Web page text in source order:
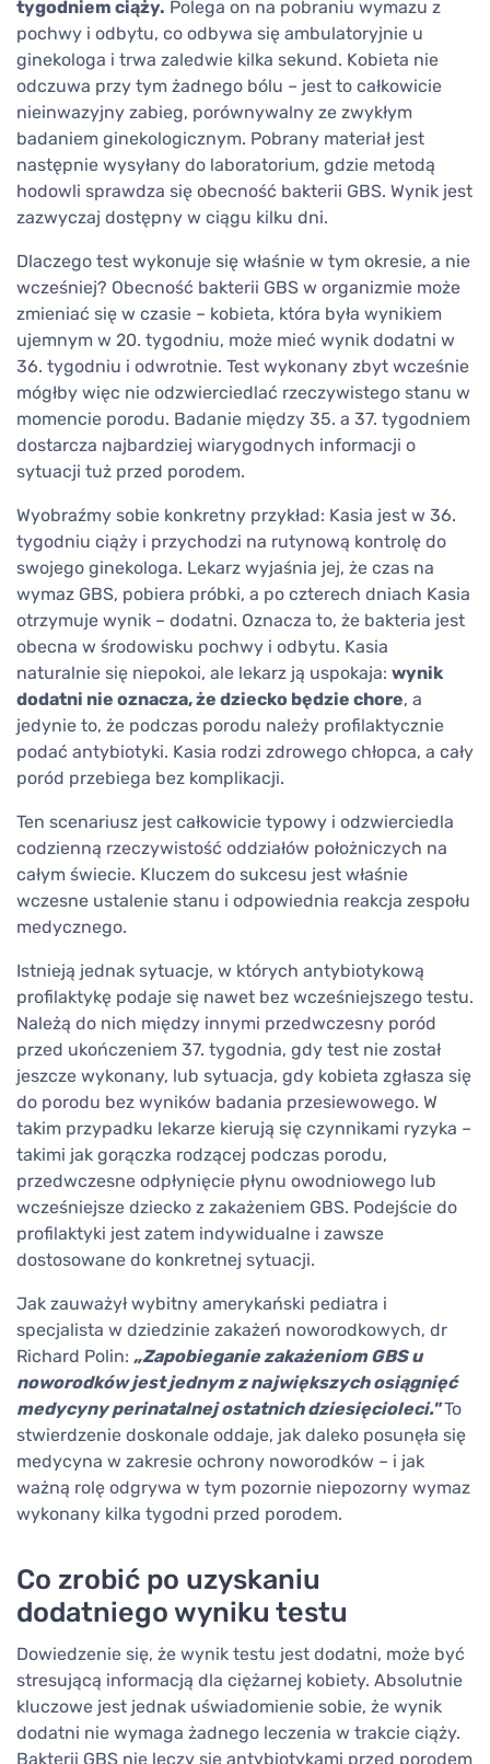
tygodniem ciąży. Polega on na pobraniu wymazu z
pochwy i odbytu, co odbywa się ambulatoryjnie u
ginekologa i trwa zaledwie kilka sekund. Kobieta nie
odczuwa przy tym żadnego bólu – jest to całkowicie
nieinwazyjny zabieg, porównywalny ze zwykłym
badaniem ginekologicznym. Pobrany materiał jest
następnie wysyłany do laboratorium, gdzie metodą
hodowli sprawdza się obecność bakterii GBS. Wynik jest
zazwyczaj dostępny w ciągu kilku dni.
Dlaczego test wykonuje się właśnie w tym okresie, a nie
wcześniej? Obecność bakterii GBS w organizmie może
zmieniać się w czasie – kobieta, która była wynikiem
ujemnym w 20. tygodniu, może mieć wynik dodatni w
36. tygodniu i odwrotnie. Test wykonany zbyt wcześnie
mógłby więc nie odzwierciedlać rzeczywistego stanu w
momencie porodu. Badanie między 35. a 37. tygodniem
dostarcza najbardziej wiarygodnych informacji o
sytuacji tuż przed porodem.
Wyobraźmy sobie konkretny przykład: Kasia jest w 36.
tygodniu ciąży i przychodzi na rutynową kontrolę do
swojego ginekologa. Lekarz wyjaśnia jej, że czas na
wymaz GBS, pobiera próbki, a po czterech dniach Kasia
otrzymuje wynik – dodatni. Oznacza to, że bakteria jest
obecna w środowisku pochwy i odbytu. Kasia
naturalnie się niepokoi, ale lekarz ją uspokaja: wynik
dodatni nie oznacza, że dziecko będzie chore, a
jedynie to, że podczas porodu należy profilaktycznie
podać antybiotyki. Kasia rodzi zdrowego chłopca, a cały
poród przebiega bez komplikacji.
Ten scenariusz jest całkowicie typowy i odzwierciedla
codzienną rzeczywistość oddziałów położniczych na
całym świecie. Kluczem do sukcesu jest właśnie
wczesne ustalenie stanu i odpowiednia reakcja zespołu
medycznego.
Istnieją jednak sytuacje, w których antybiotykową
profilaktykę podaje się nawet bez wcześniejszego testu.
Należą do nich między innymi przedwczesny poród
przed ukończeniem 37. tygodnia, gdy test nie został
jeszcze wykonany, lub sytuacja, gdy kobieta zgłasza się
do porodu bez wyników badania przesiewowego. W
takim przypadku lekarze kierują się czynnikami ryzyka –
takimi jak gorączka rodzącej podczas porodu,
przedwczesne odpłynięcie płynu owodniowego lub
wcześniejsze dziecko z zakażeniem GBS. Podejście do
profilaktyki jest zatem indywidualne i zawsze
dostosowane do konkretnej sytuacji.
Jak zauważył wybitny amerykański pediatra i
specjalista w dziedzinie zakażeń noworodkowych, dr
Richard Polin: „Zapobieganie zakażeniom GBS u
noworodków jest jednym z największych osiągnięć
medycyny perinatalnej ostatnich dziesięcioleci."To
stwierdzenie doskonale oddaje, jak daleko posunęła się
medycyna w zakresie ochrony noworodków – i jak
ważną rolę odgrywa w tym pozornie niepozorny wymaz
wykonany kilka tygodni przed porodem.
Co zrobić po uzyskaniu
dodatniego wyniku testu
Dowiedzenie się, że wynik testu jest dodatni, może być
stresującą informacją dla ciężarnej kobiety. Absolutnie
kluczowe jest jednak uświadomienie sobie, że wynik
dodatni nie wymaga żadnego leczenia w trakcie ciąży.
Bakterii GBS nie leczy się antybiotykami przed porodem